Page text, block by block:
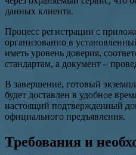
данных клиента.
Процесс регистрации с
организованно в
иметь уровень доверия,
стандартам, а документ –
В завершение, готовый
будет доставлен в удобное
настоящий подтвержденный
официального предъявления.
Требования и